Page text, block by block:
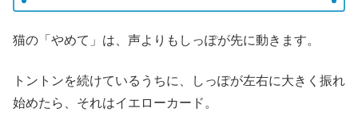
猫の「やめて」は、声よりもしっぽが先に動きます。
トントンを続けているうちに、しっぽが左右に大きく振れ
始めたら、それはイエローカード。